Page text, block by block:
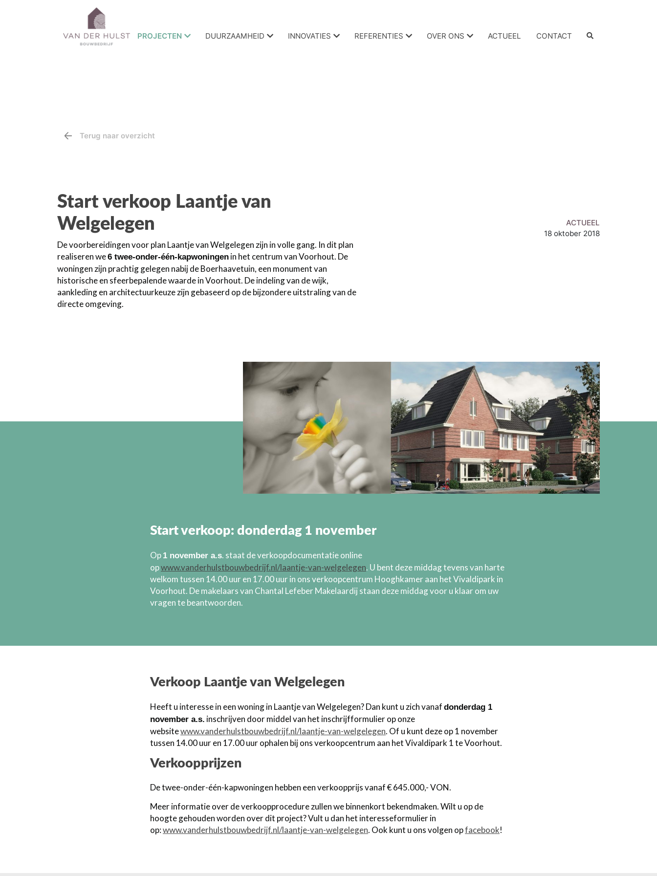
PROJECTEN DUURZAAMHEID INNOVATIES REFERENTIES OVER ONS ACTUEEL CONTACT
Terug naar overzicht
ACTUEEL
18 oktober 2018
Start verkoop Laantje van
Welgelegen
De voorbereidingen voor plan Laantje van Welgelegen zijn in volle gang. In dit plan
realiseren we6 twee-onder-één-kapwoningen in het centrum van Voorhout. De
woningen zijn prachtig gelegen nabij de Boerhaavetuin, een monument van
historische en sfeerbepalende waarde in Voorhout. De indeling van de wijk,
aankleding en architectuurkeuze zijn gebaseerd op de bijzondere uitstraling van de
directe omgeving.
Start verkoop: donderdag 1 november
Op 1 november a.s. staat de verkoopdocumentatie online
opwww.vanderhulstbouwbedrijf.nl/laantje-van-welgelegen. U bent deze middag tevens van harte
welkom tussen 14.00 uur en 17.00 uur in ons verkoopcentrum Hooghkamer aan het Vivaldipark in
Voorhout. De makelaars van Chantal Lefeber Makelaardij staan deze middag voor u klaar om uw
vragen te beantwoorden.
Verkoop Laantje van Welgelegen
Heeft u interesse in een woning in Laantje van Welgelegen? Dan kunt u zich vanaf donderdag 1
november a.s. inschrijven door middel van het inschrijfformulier op onze
websitewww.vanderhulstbouwbedrijf.nl/laantje-van-welgelegen. Of u kunt deze op 1 november
tussen 14.00 uur en 17.00 uur ophalen bij ons verkoopcentrum aan het Vivaldipark 1 te Voorhout.
Verkoopprijzen
De twee-onder-één-kapwoningen hebben een verkoopprijs vanaf € 645.000,- VON.
Meer informatie over de verkoopprocedure zullen we binnenkort bekendmaken. Wilt u op de
hoogte gehouden worden over dit project? Vult u dan het interesseformulier in
op:www.vanderhulstbouwbedrijf.nl/laantje-van-welgelegen. Ook kunt u ons volgen opfacebook!